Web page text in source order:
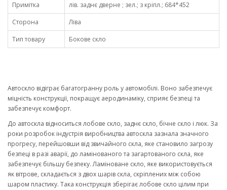
Примітка
лів. заднє дверне ; зел.; з кріпл.; 684*452
Сторона
Ліва
Тип товару
Бокове скло
Автоскло відіграє багатогранну роль у автомобілі. Воно забезпечує
міцність конструкції, покращує аеродинаміку, сприяє безпеці та
забезпечує комфорт.
До автоскла відноситься лобове скло, заднє скло, бічне скло і люк. За
роки розробок індустрія виробництва автоскла зазнала значного
прогресу, перейшовши від звичайного скла, яке становило загрозу
безпеці в разі аварії, до ламінованого та загартованого скла, яке
забезпечує більшу безпеку. Ламіноване скло, яке використовується
як вітрове, складається з двох шарів скла, скріплених між собою
шаром пластику. Така конструкція зберігає лобове скло цілим при